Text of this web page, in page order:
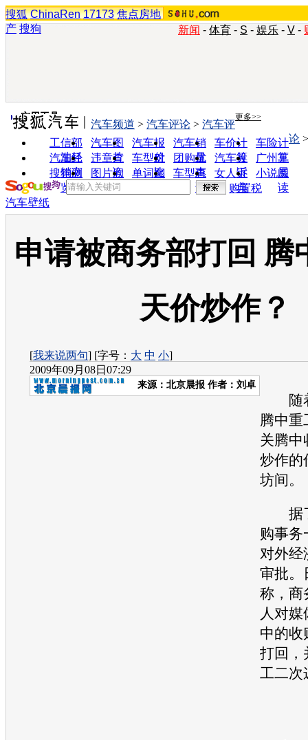
搜狐 ChinaRen 17173 焦点房地
产 搜狗 新闻 - 体育 - S - 娱乐 - V -
实用工具 更多>>
工信部
油耗
汽车图
片
汽车报
价
汽车销
量
车价计
算
车险计
算
汽车经
销商
违章查
询
车型对
比
团购优
惠
汽车投
诉
广州车
展
搜狗浏
览器
图片欣
赏
单词翻
车型查
询
女人宝
典
小说阅
读
汽车频道 > 汽车评论 > 汽车评
论
购置税
汽车壁纸
申请被商务部打回 腾
天价炒作？
[我来说两句] [字号： 大 中 小]
2009年09月08日07:29
来源： 北京晨报 作者：刘卓
随着
腾中重
关腾中
炒作的
坊间。
据了
购事务
对外经
审批。
称，商
人对
中的收
打回，
工二次